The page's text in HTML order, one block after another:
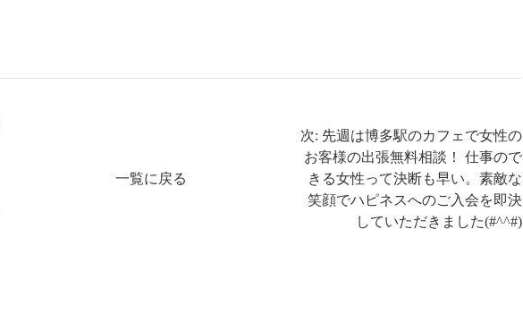
一覧に戻る
次: 先週は博多駅のカフェで女性の
お客様の出張無料相談！ 仕事ので
きる女性って決断も早い。素敵な
笑顔でハピネスへのご入会を即決
していただきました(#^^#)